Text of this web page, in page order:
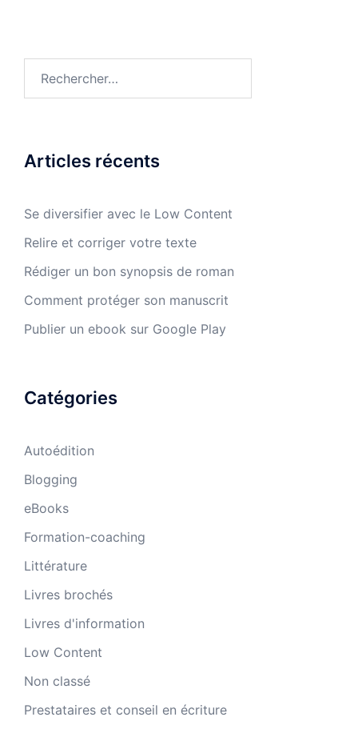
Articles récents
Se diversifier avec le Low Content
Relire et corriger votre texte
Rédiger un bon synopsis de roman
Comment protéger son manuscrit
Publier un ebook sur Google Play
Catégories
Autoédition
Blogging
eBooks
Formation-coaching
Littérature
Livres brochés
Livres d'information
Low Content
Non classé
Prestataires et conseil en écriture